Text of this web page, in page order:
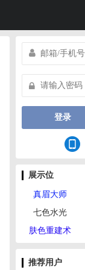
登录
展示位
真眉大师
七色水光
肤色重建术
推荐用户